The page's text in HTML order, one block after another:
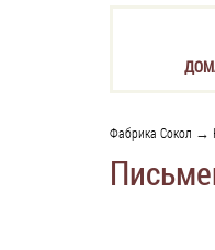
Фабрика Сокол →